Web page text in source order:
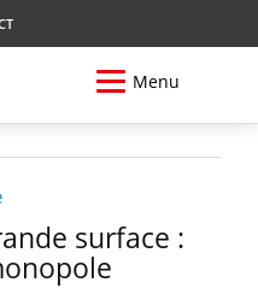
Menu
surface :